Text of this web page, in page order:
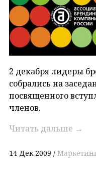
2 декабря лидеры
собрались на
посвященного
членов.
Читать дальше →
14 Дек 2009